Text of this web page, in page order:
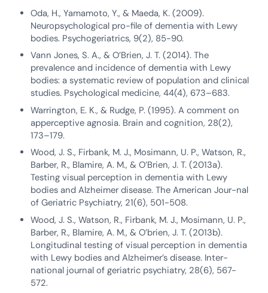
Oda, H., Yamamoto, Y., & Maeda, K. (2009).
Neuropsychological pro-file of dementia with Lewy
bodies. Psychogeriatrics, 9(2), 85-90.
Vann Jones, S. A., & O’Brien, J. T. (2014). The
prevalence and incidence of dementia with Lewy
bodies: a systematic review of population and clinical
studies. Psychological medicine, 44(4), 673–683.
Warrington, E. K., & Rudge, P. (1995). A comment on
apperceptive agnosia. Brain and cognition, 28(2),
173–179.
Wood, J. S., Firbank, M. J., Mosimann, U. P., Watson, R.,
Barber, R., Blamire, A. M., & O’Brien, J. T. (2013a).
Testing visual perception in dementia with Lewy
bodies and Alzheimer disease. The American Jour-nal
of Geriatric Psychiatry, 21(6), 501-508.
Wood, J. S., Watson, R., Firbank, M. J., Mosimann, U. P.,
Barber, R., Blamire, A. M., & O’brien, J. T. (2013b).
Longitudinal testing of visual perception in dementia
with Lewy bodies and Alzheimer’s disease. Inter-
national journal of geriatric psychiatry, 28(6), 567-
572.